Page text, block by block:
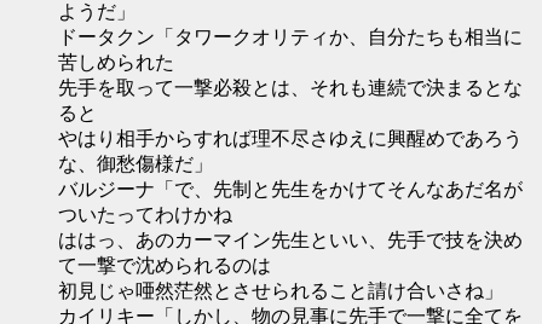
ようだ」
ドータクン「タワークオリティか、自分たちも相当に
苦しめられた
先手を取って一撃必殺とは、それも連続で決まるとな
ると
やはり相手からすれば理不尽さゆえに興醒めであろう
な、御愁傷様だ」
バルジーナ「で、先制と先生をかけてそんなあだ名が
ついたってわけかね
ははっ、あのカーマイン先生といい、先手で技を決め
て一撃で沈められるのは
初見じゃ唖然茫然とさせられること請け合いさね」
カイリキー「しかし、物の見事に先手で一撃に全てを